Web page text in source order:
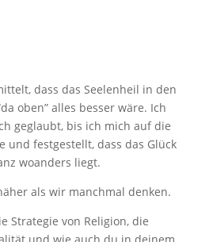
dass das Seelenheil in den
oben” alles besser wäre. Ich
geglaubt, bis ich mich auf die
und festgestellt, dass das Glück
woanders liegt.
als wir manchmal denken.
Strategie von Religion, die